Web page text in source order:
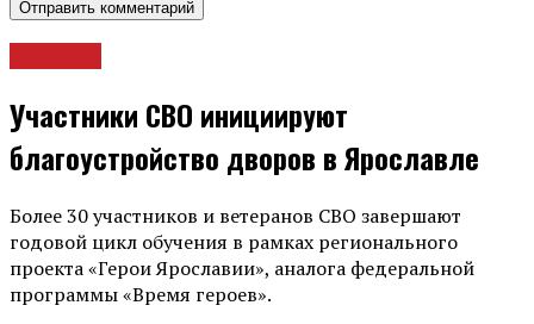
Участники СВО инициируют
благоустройство дворов в Ярославле
Более 30 участников и ветеранов СВО завершают
годовой цикл обучения в рамках регионального
проекта «Герои Ярославии», аналога федеральной
программы «Время героев».